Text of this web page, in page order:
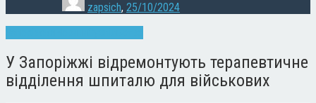
zapsich, 25/10/2024
У Запоріжжі відремонтують терапевтичне
відділення шпиталю для військових